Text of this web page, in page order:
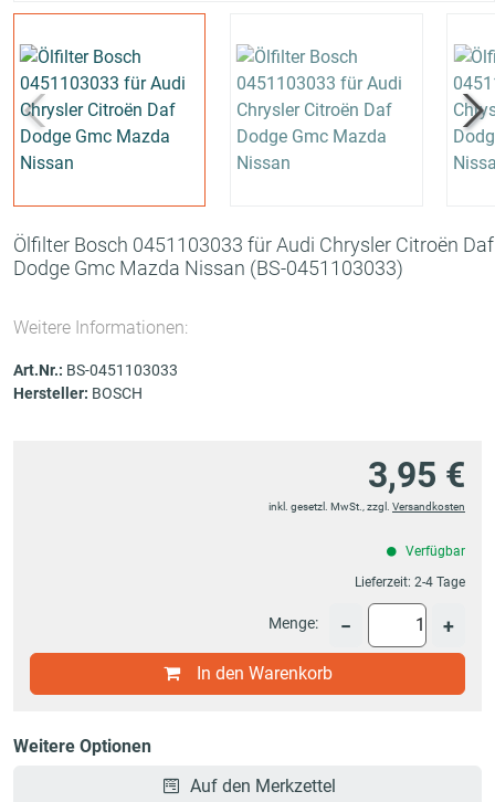
Ölfilter Bosch 0451103033 für Audi Chrysler Citroën Daf
Dodge Gmc Mazda Nissan (BS-0451103033)
Weitere Informationen:
Art.Nr.: BS-0451103033
Hersteller: BOSCH
3,95 €
inkl. gesetzl. MwSt., zzgl. Versandkosten
Verfügbar
Lieferzeit: 2-4 Tage
Menge: − +
In den Warenkorb
Weitere Optionen
Auf den Merkzettel